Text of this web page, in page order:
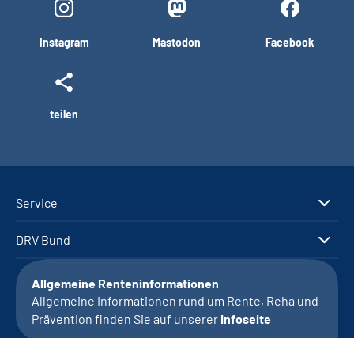
Instagram Mastodon Facebook
teilen
Service
DRV Bund
Allgemeine Renteninformationen
Allgemeine Informationen rund um Rente, Reha und
Prävention finden Sie auf unserer Infoseite